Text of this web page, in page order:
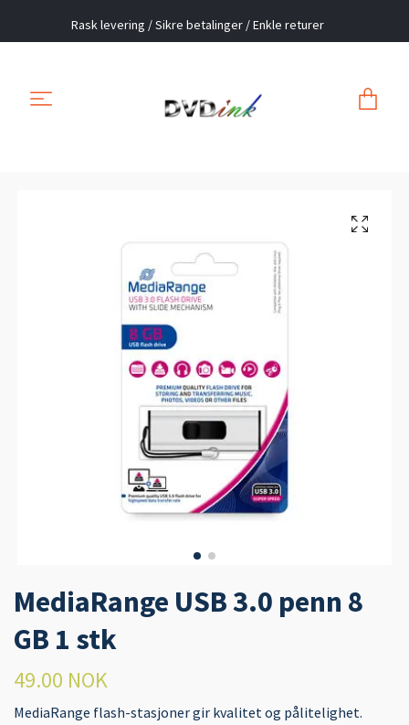
Rask levering / Sikre betalinger / Enkle returer
MediaRange USB 3.0 penn 8
GB 1 stk
49.00 NOK
MediaRange flash-stasjoner gir kvalitet og pålitelighet.